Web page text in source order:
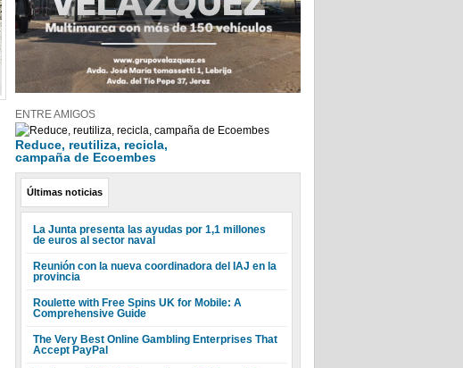
ENTRE AMIGOS
Reduce, reutiliza, recicla,
campaña de Ecoembes
Últimas noticias
La Junta presenta las ayudas por 1,1 millones
de euros al sector naval
Reunión con la nueva coordinadora del IAJ en la
provincia
Roulette with Free Spins UK for Mobile: A
Comprehensive Guide
The Very Best Online Gambling Enterprises That
Accept PayPal